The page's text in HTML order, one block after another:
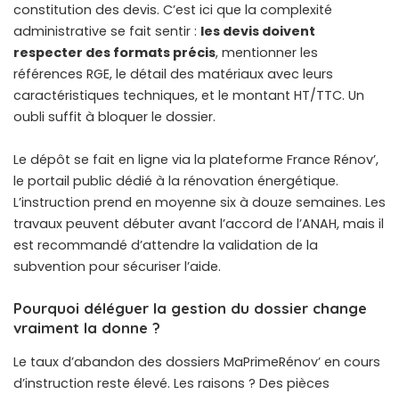
constitution des devis. C’est ici que la complexité
administrative se fait sentir : les devis doivent
respecter des formats précis, mentionner les
références RGE, le détail des matériaux avec leurs
caractéristiques techniques, et le montant HT/TTC. Un
oubli suffit à bloquer le dossier.
Le dépôt se fait en ligne via la plateforme France Rénov’,
le portail public dédié à la rénovation énergétique.
L’instruction prend en moyenne six à douze semaines. Les
travaux peuvent débuter avant l’accord de l’ANAH, mais il
est recommandé d’attendre la validation de la
subvention pour sécuriser l’aide.
Pourquoi déléguer la gestion du dossier change
vraiment la donne ?
Le taux d’abandon des dossiers MaPrimeRénov’ en cours
d’instruction reste élevé. Les raisons ? Des pièces